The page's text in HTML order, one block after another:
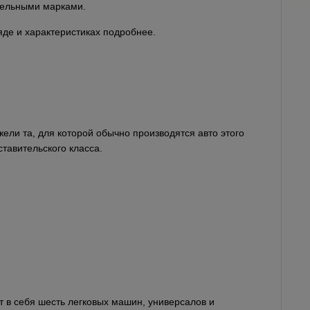
марками.
и характеристиках подробнее.
та, для которой обычно производятся авто этого
класса.
себя шесть легковых машин, универсалов и